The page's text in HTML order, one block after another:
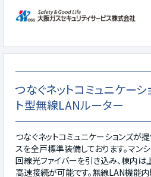
つなぐネットコミュニケー
ト型無線LANルーター
つなぐネットコミュニケーションズ
スを全戸標準装備しております。マン
回線光ファイバーを引き込み、棟内
高速接続が可能です。無線LAN機能内